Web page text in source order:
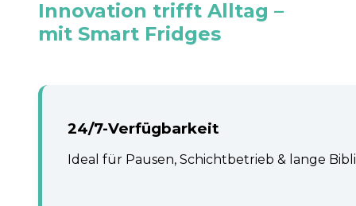
Innovation trifft Alltag –
mit Smart Fridges
24/7-Verfügbarkeit
Ideal für Pausen, Schichtbetrieb & lange